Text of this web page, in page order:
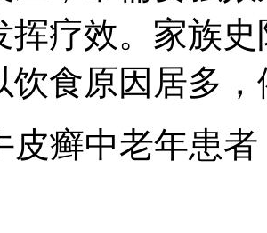
挥疗效。家族
饮食原因居多
癣中老年患者